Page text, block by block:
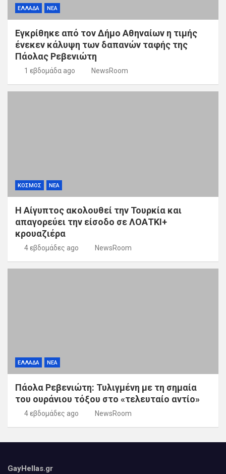
ΕΛΛΑΔΑ ΝΕΑ
Εγκρίθηκε από τον Δήμο Αθηναίων η τιμής
ένεκεν κάλυψη των δαπανών ταφής της
Πάολας Ρεβενιώτη
1 εβδομάδα ago NewsRoom
ΚΟΣΜΟΣ ΝΕΑ
Η Αίγυπτος ακολουθεί την Τουρκία και
απαγορεύει την είσοδο σε ΛΟΑΤΚΙ+
κρουαζιέρα
4 εβδομάδες ago NewsRoom
ΕΛΛΑΔΑ ΝΕΑ
Πάολα Ρεβενιώτη: Τυλιγμένη με τη σημαία
του ουράνιου τόξου στο «τελευταίο αντίο»
4 εβδομάδες ago NewsRoom
GayHellas.gr